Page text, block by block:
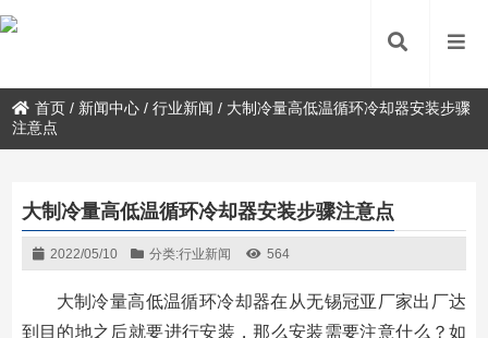
首页 / 新闻中心 /行业新闻 / 大制冷量高低温循环冷却器安装步骤
注意点
大制冷量高低温循环冷却器安装步骤注意点
2022/05/10 分类:行业新闻 564
大制冷量高低温循环冷却器在从无锡冠亚厂家出厂达
到目的地之后就要进行安装，那么安装需要注意什么？如